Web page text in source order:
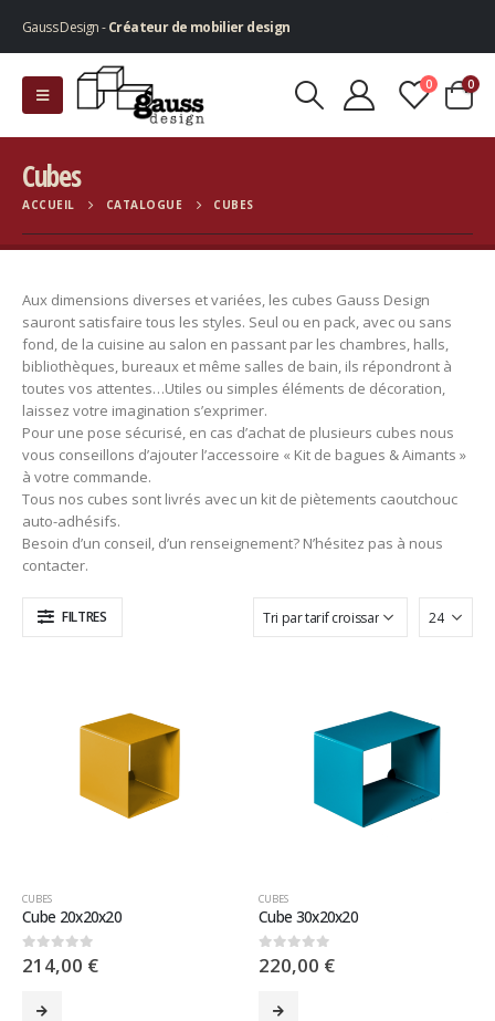
Gauss Design -Créateur de mobilier design
0 0
Cubes
ACCUEIL CATALOGUE CUBES
Aux dimensions diverses et variées, les cubes Gauss Design
sauront satisfaire tous les styles. Seul ou en pack, avec ou sans
fond, de la cuisine au salon en passant par les chambres, halls,
bibliothèques, bureaux et même salles de bain, ils répondront à
toutes vos attentes…Utiles ou simples éléments de décoration,
laissez votre imagination s’exprimer.
Pour une pose sécurisé, en cas d’achat de plusieurs cubes nous
vous conseillons d’ajouter l’accessoire « Kit de bagues & Aimants »
à votre commande.
Tous nos cubes sont livrés avec un kit de piètements caoutchouc
auto-adhésifs.
Besoin d’un conseil, d’un renseignement? N’hésitez pas à nous
contacter.
FILTRES
CUBES
Cube 20x20x20
0sur 5
214,00 €
CUBES
Cube 30x20x20
0sur 5
220,00 €